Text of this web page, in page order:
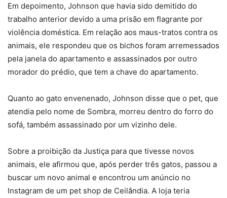
Em depoimento, Johnson que havia sido demitido do
trabalho anterior devido a uma prisão em flagrante por
violência doméstica. Em relação aos maus-tratos contra os
animais, ele respondeu que os bichos foram arremessados
pela janela do apartamento e assassinados por outro
morador do prédio, que tem a chave do apartamento.
Quanto ao gato envenenado, Johnson disse que o pet, que
atendia pelo nome de Sombra, morreu dentro do forro do
sofá, também assassinado por um vizinho dele.
Sobre a proibição da Justiça para que tivesse novos
animais, ele afirmou que, após perder três gatos, passou a
buscar um novo animal e encontrou um anúncio no
Instagram de um pet shop de Ceilândia. A loja teria